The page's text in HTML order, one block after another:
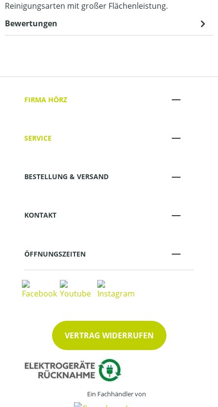
Reinigungsarten mit großer Flächenleistung.
Bewertungen
FIRMA HÖRZ
SERVICE
BESTELLUNG & VERSAND
KONTAKT
ÖFFNUNGSZEITEN
VERTRAG WIDERRUFEN
Ein Fachhändler von